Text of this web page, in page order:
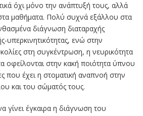
όχι μόνο την ανάπτυξή τους, αλλά
στα μαθήματα. Πολύ συχνά εξάλλου στα
διάγνωση διαταραχής
υπερκινητικότητας, ενώ στην
στη συγκέντρωση, η νευρικότητα
οφείλονται στην κακή ποιότητα ύπνου
που έχει η στοματική αναπνοή στην
και του σώματός τους.
γίνει έγκαιρα η διάγνωση του